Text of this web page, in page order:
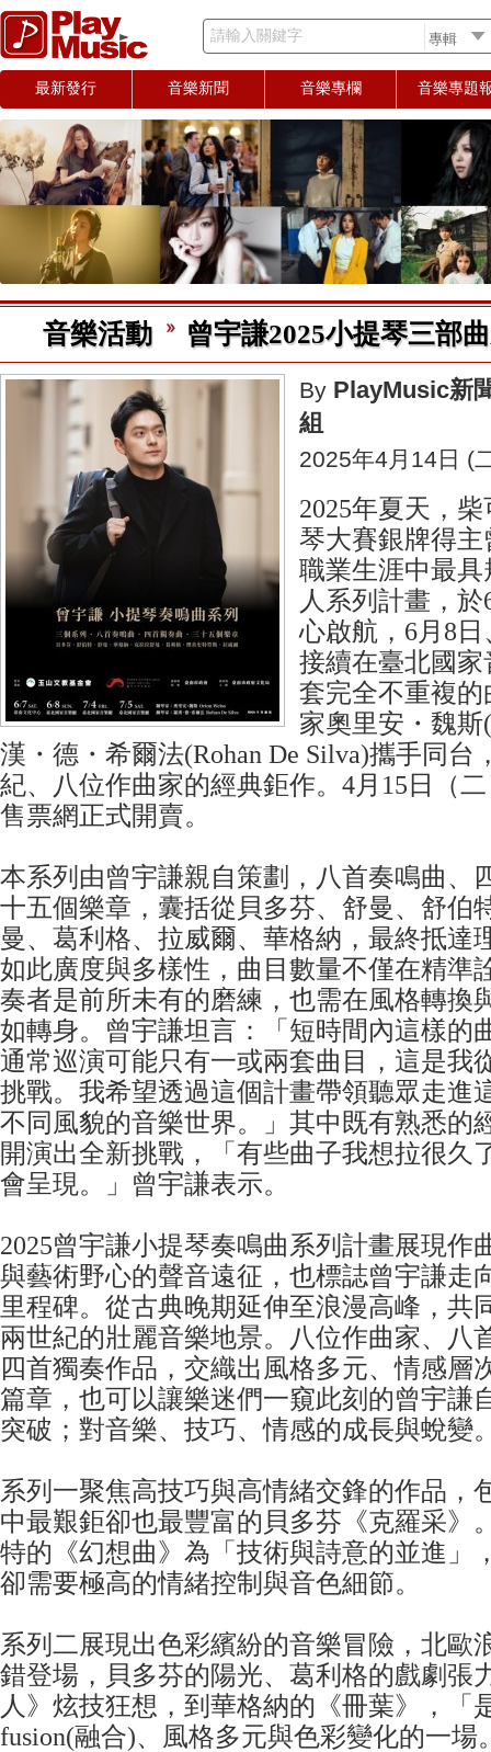
請輸入關鍵字
最新發行 音樂新聞 音樂專欄 音樂專題
音樂活動 曾宇謙2025小提琴三部
By PlayMusic新
組
2025年4月14日 (
2025年夏天，
琴大賽銀牌得
職業生涯中最
人系列計畫，
心啟航，6月8
接續在臺北國
套完全不重複
家奧里安・魏斯
漢・德・希爾法(Rohan De Silva)攜手同台
紀、八位作曲家的經典鉅作。4月15日（
售票網正式開賣。
本系列由曾宇謙親自策劃，八首奏鳴曲、
十五個樂章，囊括從貝多芬、舒曼、舒伯
曼、葛利格、拉威爾、華格納，最終抵達
如此廣度與多樣性，曲目數量不僅在精準
奏者是前所未有的磨練，也需在風格轉換
如轉身。曾宇謙坦言：「短時間內這樣的
通常巡演可能只有一或兩套曲目，這是我
挑戰。我希望透過這個計畫帶領聽眾走進
不同風貌的音樂世界。」其中既有熟悉的
開演出全新挑戰，「有些曲子我想拉很久
會呈現。」曾宇謙表示。
2025曾宇謙小提琴奏鳴曲系列計畫展現作
與藝術野心的聲音遠征，也標誌曾宇謙走
里程碑。從古典晚期延伸至浪漫高峰，共
兩世紀的壯麗音樂地景。八位作曲家、八
四首獨奏作品，交織出風格多元、情感層
篇章，也可以讓樂迷們一窺此刻的曾宇謙
突破；對音樂、技巧、情感的成長與蛻變
系列一聚焦高技巧與高情緒交鋒的作品，
中最艱鉅卻也最豐富的貝多芬《克羅采》
特的《幻想曲》為「技術與詩意的並進」
卻需要極高的情緒控制與音色細節。
系列二展現出色彩繽紛的音樂冒險，北歐
錯登場，貝多芬的陽光、葛利格的戲劇張
人》炫技狂想，到華格納的《冊葉》，「
fusion(融合)、風格多元與色彩變化的一場